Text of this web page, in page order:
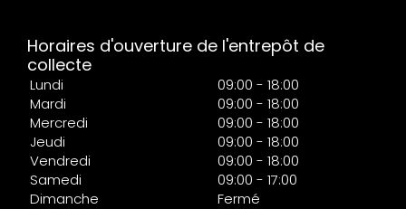
Horaires d'ouverture de l'entrepôt de
collecte
Lundi
09:00 - 18:00
Mardi
09:00 - 18:00
Mercredi
09:00 - 18:00
Jeudi
09:00 - 18:00
Vendredi
09:00 - 18:00
Samedi
09:00 - 17:00
Dimanche
Fermé